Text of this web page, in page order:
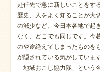
赴任先で急に新しいことをす
歴史、人をよく知ることが大
の減少など、今日本各地で起
なく、どこでも同じです。今
のや途絶えてしまったものを
が隠されている気がしていま
「地域おこし協力隊」とい